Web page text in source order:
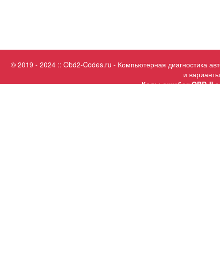
© 2019 - 2024 :: Obd2-Codes.ru - Компьютерная диагностика
и
Коды ошибок OBD-II